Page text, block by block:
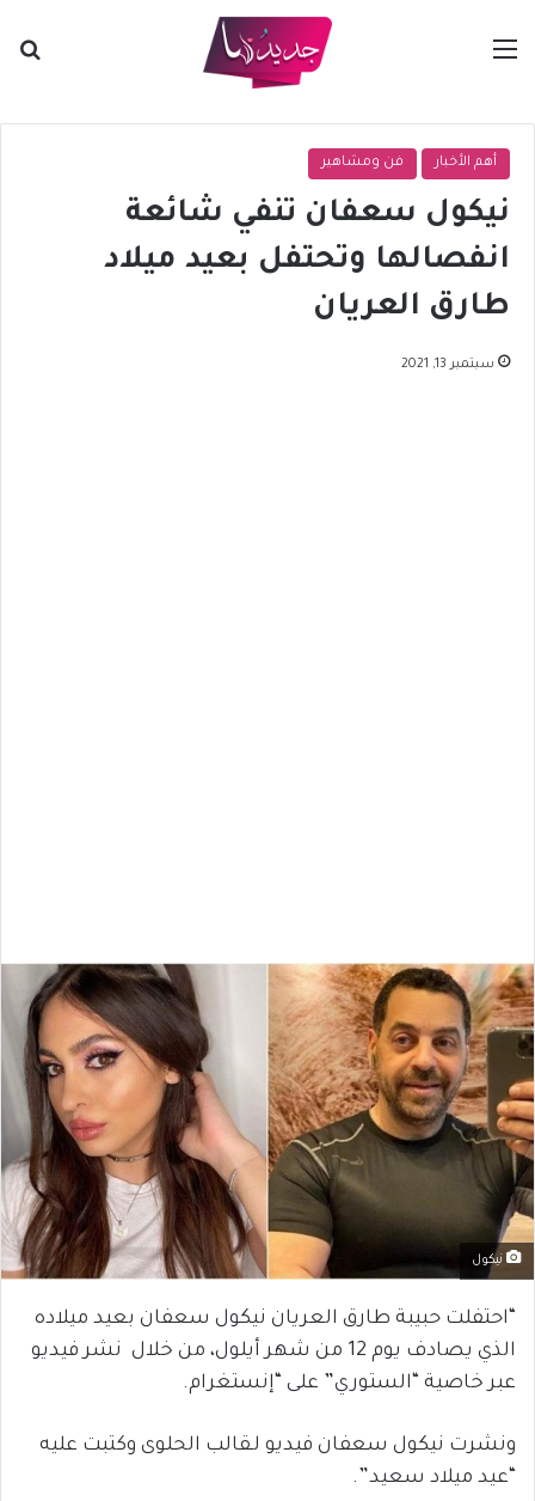
القائمة
أهم الأخبار فن ومشاهير
نيكول سعفان تنفي شائعة
انفصالها وتحتفل بعيد ميلاد
طارق العريان
سبتمبر 13, 2021
نيكول
“احتفلت حبيبة طارق العريان نيكول سعفان بعيد ميلاده
الذي يصادف يوم 12 من شهر أيلول، من خلال نشر فيديو
عبر خاصية “الستوري” على “إنستغرام.
ونشرت نيكول سعفان فيديو لـقالب الحلوى وكتبت عليه
“عيد ميلاد سعيد”.